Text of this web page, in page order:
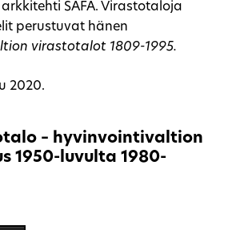
SAFA. Virastotaloja
perustuvat hänen
virastotalot 1809-1995.
2020.
– hyvinvointivaltion
1950-luvulta 1980-